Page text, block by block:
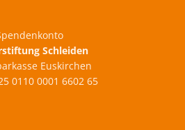
Schleiden
Euskirchen
0110 0001 6602 65